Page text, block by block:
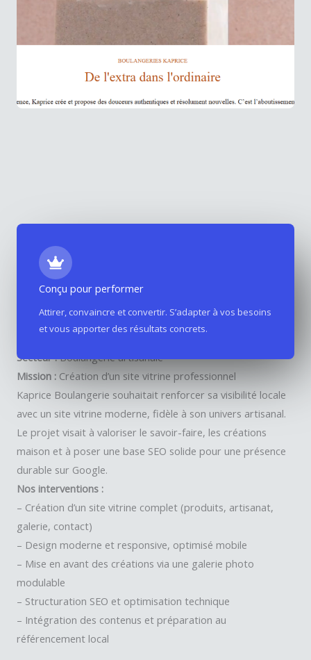
Conçu pour performer
Attirer, convaincre et convertir. S’adapter à vos besoins
et vous apporter des résultats concrets.
Kaprice Boulangerie – Site vitrine
Kaprice Boulangerie
Secteur :Boulangerie artisanale
Mission : Création d’un site vitrine professionnel
Kaprice Boulangerie souhaitait renforcer sa visibilité locale
avec un site vitrine moderne, fidèle à son univers artisanal.
Le projet visait à valoriser le savoir-faire, les créations
maison et à poser une base SEO solide pour une présence
durable sur Google.
Nos interventions :
– Création d’un site vitrine complet (produits, artisanat,
galerie, contact)
– Design moderne et responsive, optimisé mobile
– Mise en avant des créations via une galerie photo
modulable
– Structuration SEO et optimisation technique
– Intégration des contenus et préparation au
référencement local